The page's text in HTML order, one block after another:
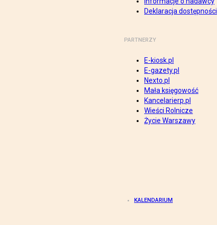
Deklaracja dostępności
PARTNERZY
E-kiosk.pl
E-gazety.pl
Nexto.pl
Mała księgowość
Kancelarierp.pl
Wieści Rolnicze
Życie Warszawy
KALENDARIUM